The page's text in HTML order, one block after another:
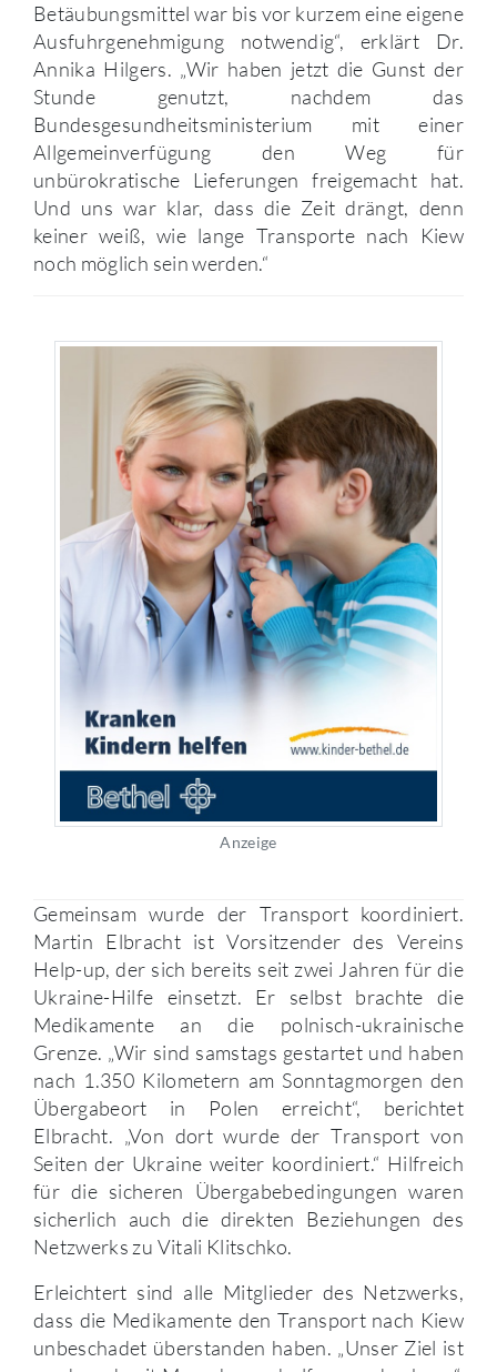
Betäubungsmittel war bis vor kurzem eine eigene
Ausfuhrgenehmigung notwendig“, erklärt Dr.
Annika Hilgers. „Wir haben jetzt die Gunst der
Stunde genutzt, nachdem das
Bundesgesundheitsministerium mit einer
Allgemeinverfügung den Weg für
unbürokratische Lieferungen freigemacht hat.
Und uns war klar, dass die Zeit drängt, denn
keiner weiß, wie lange Transporte nach Kiew
noch möglich sein werden.“
Anzeige
Gemeinsam wurde der Transport koordiniert.
Martin Elbracht ist Vorsitzender des Vereins
Help-up, der sich bereits seit zwei Jahren für die
Ukraine-Hilfe einsetzt. Er selbst brachte die
Medikamente an die polnisch-ukrainische
Grenze. „Wir sind samstags gestartet und haben
nach 1.350 Kilometern am Sonntagmorgen den
Übergabeort in Polen erreicht“, berichtet
Elbracht. „Von dort wurde der Transport von
Seiten der Ukraine weiter koordiniert.“ Hilfreich
für die sicheren Übergabebedingungen waren
sicherlich auch die direkten Beziehungen des
Netzwerks zu Vitali Klitschko.
Erleichtert sind alle Mitglieder des Netzwerks,
dass die Medikamente den Transport nach Kiew
unbeschadet überstanden haben. „Unser Ziel ist